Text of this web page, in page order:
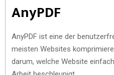
AnyPDF
AnyPDF ist eine der
meisten Websites
darum, welche Website